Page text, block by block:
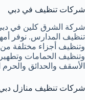
شركات تنظيف في دبي
شركة الشرق كلين في
تنظيف المدارس. نوفر
وتنظيف أجزاء مختلفة
وتنظيف الحمامات
الأسقف والحدائق
شركات تنظيف منازل